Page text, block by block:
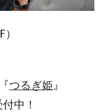
）
つるぎ姫』
中！